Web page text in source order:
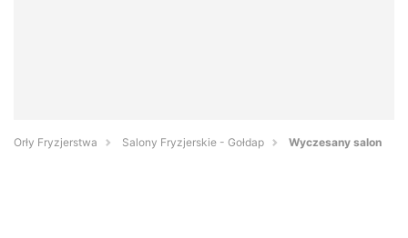
Orły Fryzjerstwa Salony Fryzjerskie - Gołdap Wyczesany salon